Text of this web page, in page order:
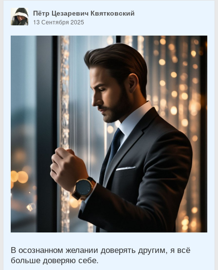
Пётр Цезаревич Квятковский
13 Сентября 2025
В осознанном желании доверять другим, я всё
больше доверяю себе.